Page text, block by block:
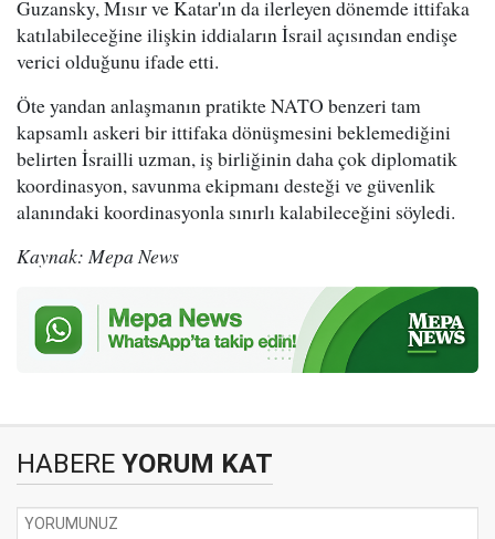
Guzansky, Mısır ve Katar'ın da ilerleyen dönemde ittifaka
katılabileceğine ilişkin iddiaların İsrail açısından endişe
verici olduğunu ifade etti.
Öte yandan anlaşmanın pratikte NATO benzeri tam
kapsamlı askeri bir ittifaka dönüşmesini beklemediğini
belirten İsrailli uzman, iş birliğinin daha çok diplomatik
koordinasyon, savunma ekipmanı desteği ve güvenlik
alanındaki koordinasyonla sınırlı kalabileceğini söyledi.
Kaynak: Mepa News
HABERE YORUM KAT